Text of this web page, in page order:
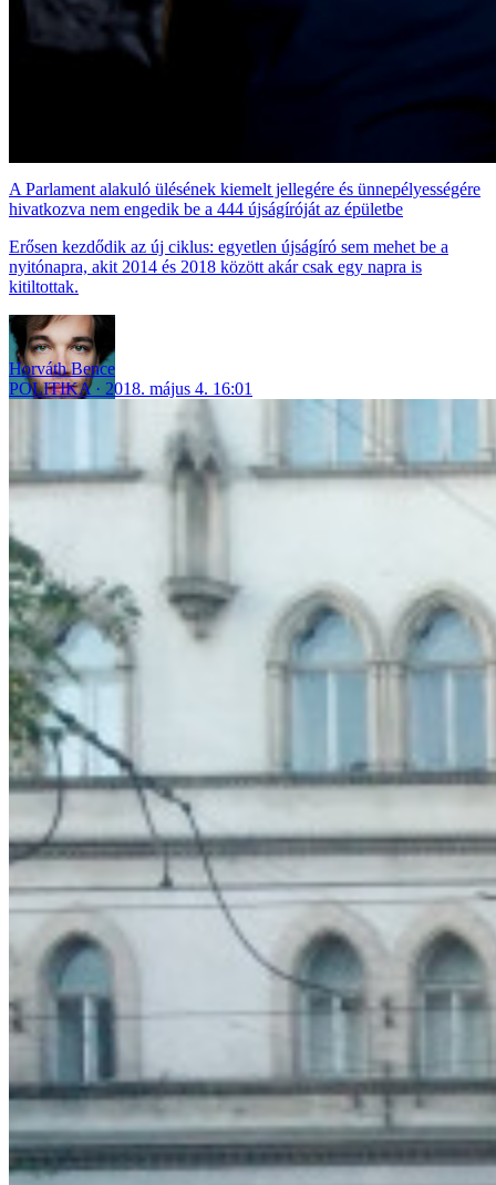
A Parlament alakuló ülésének kiemelt jellegére és ünnepélyességére
hivatkozva nem engedik be a 444 újságíróját az épületbe
Erősen kezdődik az új ciklus: egyetlen újságíró sem mehet be a
nyitónapra, akit 2014 és 2018 között akár csak egy napra is
kitiltottak.
Horváth Bence
POLITIKA
2018. május 4. 16:01